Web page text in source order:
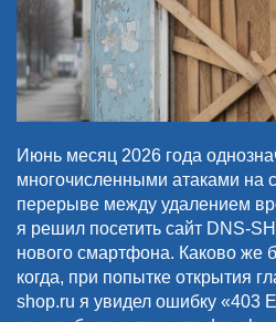
Июнь месяц 2026 года
многочисленными атаками на
перерыве между удалением
я решил посетить сайт DNS-
нового смартфона. Каково же
когда, при попытке открытия
shop.ru я увидел ошибку «403